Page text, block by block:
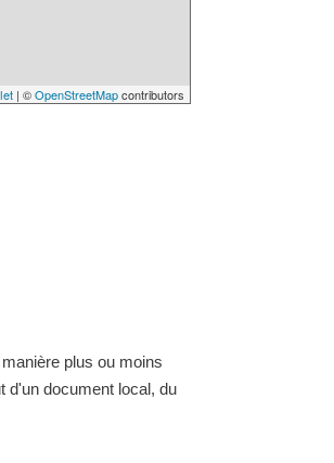
| ©OpenStreetMapcontributors
plus ou moins
d'un document local, du